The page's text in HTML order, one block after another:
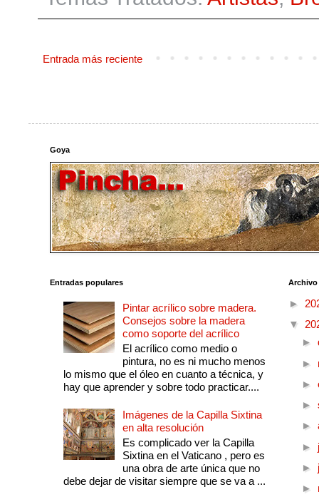
Entrada más reciente
Goya
Entradas populares
Pintar acrílico sobre madera.
Consejos sobre la madera
como soporte del acrílico
El acrílico como medio o
pintura, no es ni mucho menos
lo mismo que el óleo en cuanto a técnica, y
hay que aprender y sobre todo practicar....
Imágenes de la Capilla Sixtina
en alta resolución
Es complicado ver la Capilla
Sixtina en el Vaticano , pero es
una obra de arte única que no
debe dejar de visitar siempre que se va a ...
►
▼
►
►
►
►
►
►
►
►